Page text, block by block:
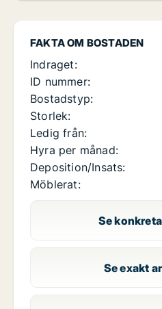
FAKTA OM BOSTADEN
Indraget:
ID nummer:
Bostadstyp:
Storlek:
Ledig från:
Hyra per månad:
Deposition/Insats:
Möblerat:
Se
Se exakt